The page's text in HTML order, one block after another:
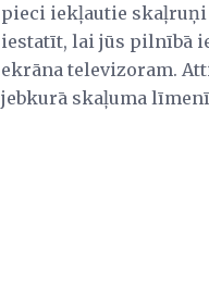
pieci iekļautie
iestatīt, lai jūs pilnībā
ekrāna televizoram.
jebkurā skaļuma